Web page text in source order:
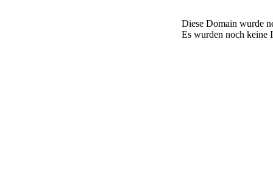
Diese Domain wurde
Es wurden noch keine